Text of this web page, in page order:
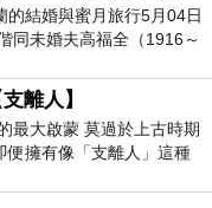
的結婚與蜜月旅行5月04日
同未婚夫高福全（1916～
15日於英國倫敦St.S
離人】
最大啟蒙 莫過於上古時期
便擁有像「支離人」這種
必讀